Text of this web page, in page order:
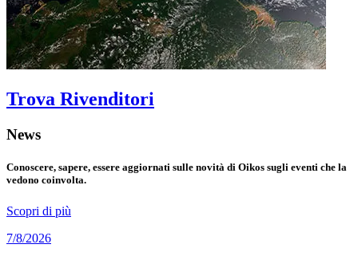
Trova Rivenditori
News
Conoscere, sapere, essere aggiornati sulle novità di Oikos sugli eventi che la
vedono coinvolta.
Scopri di più
7/8/2026